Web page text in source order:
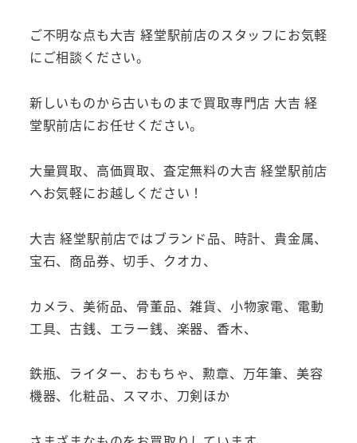
ご不明な点も大吉 経堂駅前店のスタッフにお気軽
にご相談ください。
新しいものから古いものまで買取専門店 大吉 経
堂駅前店にお任せください。
大量買取、高価買取、査定無料の大吉 経堂駅前店
へお気軽にお越しください！
大吉 経堂駅前店ではブランド品、時計、貴金属、
宝石、商品券、切手、クオカ、
カメラ、美術品、骨董品、雑貨、小物家電、電動
工具、古銭、エラー銭、楽器、香木、
鉄瓶、ライター、おもちゃ、勲章、万年筆、美容
機器、化粧品、スマホ、刀剣ほか